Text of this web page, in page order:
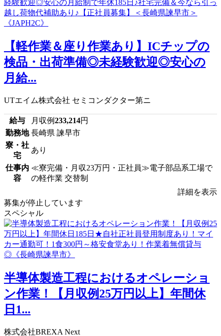
【軽作業＆座り作業あり】ICチップの
検品・出荷準備◎未経験歓迎◎安心の
月給...
UTエイム株式会社 セミコンダクター第ニ
給与 月収例233,214円
勤務地 長崎県 諫早市
寮・社
宅
あり
仕事内
容
≪寮完備・月収23万円・正社員≫電子部品系工場で
の軽作業 交替制
詳細を表示
募集が停止しています
スペシャル
半導体製造工程におけるオペレーショ
ン作業！【月収例25万円以上】年間休
日1...
株式会社BREXA Next